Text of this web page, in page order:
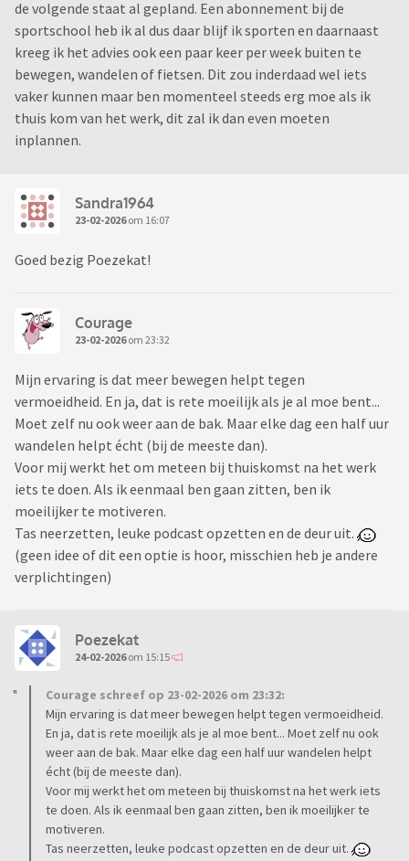
de volgende staat al gepland. Een abonnement bij de
sportschool heb ik al dus daar blijf ik sporten en daarnaast
kreeg ik het advies ook een paar keer per week buiten te
bewegen, wandelen of fietsen. Dit zou inderdaad wel iets
vaker kunnen maar ben momenteel steeds erg moe als ik
thuis kom van het werk, dit zal ik dan even moeten
inplannen.
Sandra1964
23-02-2026om 16:07
Goed bezig Poezekat!
Courage
23-02-2026om 23:32
Mijn ervaring is dat meer bewegen helpt tegen
vermoeidheid. En ja, dat is rete moeilijk als je al moe bent...
Moet zelf nu ook weer aan de bak. Maar elke dag een half uur
wandelen helpt écht (bij de meeste dan).
Voor mij werkt het om meteen bij thuiskomst na het werk
iets te doen. Als ik eenmaal ben gaan zitten, ben ik
moeilijker te motiveren.
Tas neerzetten, leuke podcast opzetten en de deur uit.
(geen idee of dit een optie is hoor, misschien heb je andere
verplichtingen)
Poezekat
24-02-2026om 15:15
Courage schreef op 23-02-2026 om 23:32:
Mijn ervaring is dat meer bewegen helpt tegen vermoeidheid.
En ja, dat is rete moeilijk als je al moe bent... Moet zelf nu ook
weer aan de bak. Maar elke dag een half uur wandelen helpt
écht (bij de meeste dan).
Voor mij werkt het om meteen bij thuiskomst na het werk iets
te doen. Als ik eenmaal ben gaan zitten, ben ik moeilijker te
motiveren.
Tas neerzetten, leuke podcast opzetten en de deur uit.